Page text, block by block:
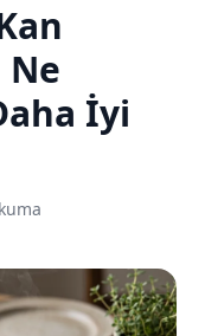
İyi